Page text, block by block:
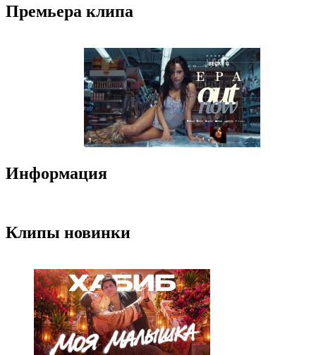
Премьера клипа
Информация
Клипы новинки